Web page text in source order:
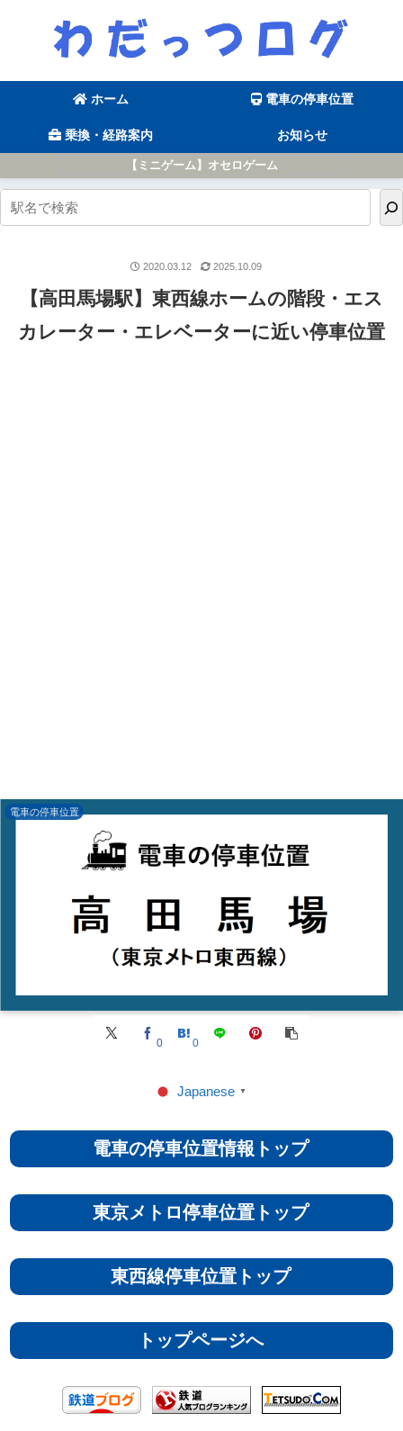
ホーム 電車の停車位置
乗換・経路案内 お知らせ
【ミニゲーム】オセロゲーム
【高田馬場駅】東西線ホームの階段・エス
カレーター・エレベーターに近い停車位置
電車の停車位置
0 0
2020.03.12 2025.10.09
Japanese ▼
電車の停車位置情報トップ
東京メトロ停車位置トップ
東西線停車位置トップ
トップページへ